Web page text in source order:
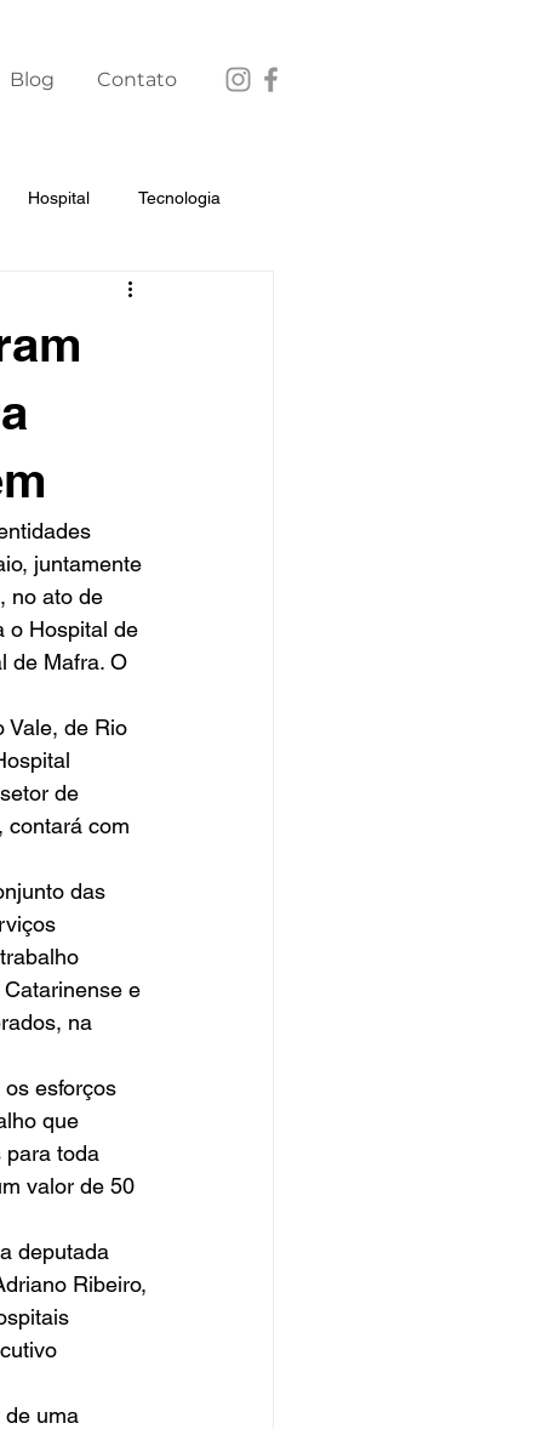
Blog Contato
Hospital Tecnologia
juntamente
no ato de
o Hospital de
de Mafra. O
Vale, de Rio
de
contará com
das
e
na
esforços
que
para toda
valor de 50
deputada
Ribeiro,
de uma